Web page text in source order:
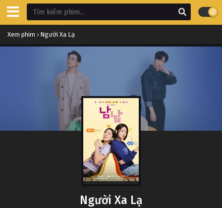
Xem phim › Người Xa Lạ
Người Xa Lạ